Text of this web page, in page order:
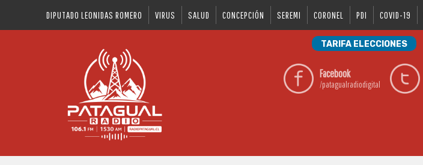
DIPUTADO LEONIDAS ROMERO VIRUS SALUD CONCEPCIÓN SEREMI CORONEL PDI COVID-19
TARIFA ELECCIONES
Facebook
/patagualradiodigital